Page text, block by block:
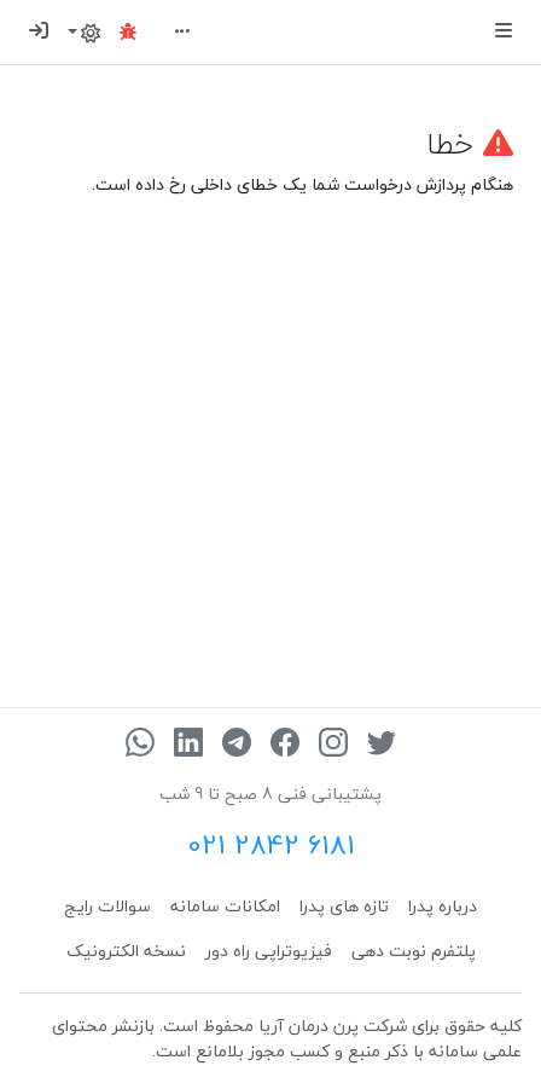
خطا
هنگام پردازش درخواست شما یک خطای داخلی رخ داده است.
پشتیبانی فنی 8 صبح تا 9 شب
021 2842 6181
درباره پدرا تازه های پدرا امکانات سامانه
سوالات رایج
پلتفرم نوبت دهی
فیزیوتراپی راه دور نسخه الکترونیک
کلیه حقوق برای شرکت پرن درمان آریا محفوظ است. بازنشر محتوای
علمی سامانه با ذکر منبع و کسب مجوز بلامانع است.